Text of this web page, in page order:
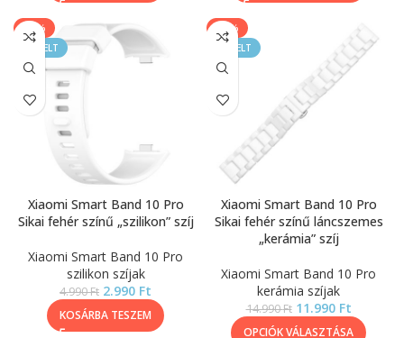
-40%
KIEMELT
Xiaomi Smart Band 10 Pro
Sikai fehér színű „szilikon” szíj
Xiaomi Smart Band 10 Pro
szilikon szíjak
4.990Ft 2.990 Ft
KOSÁRBA TESZEM
-20%
KIEMELT
Xiaomi Smart Band 10 Pro
Sikai fehér színű láncszemes
„kerámia” szíj
Xiaomi Smart Band 10 Pro
kerámia szíjak
14.990Ft 11.990 Ft
OPCIÓK VÁLASZTÁSA